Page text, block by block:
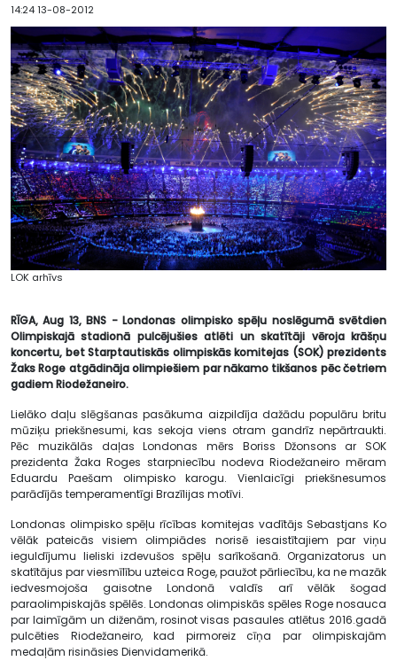
14:24 13-08-2012
LOK arhīvs
RĪGA, Aug 13, BNS - Londonas olimpisko spēļu noslēgumā svētdien
Olimpiskajā stadionā pulcējušies atlēti un skatītāji vēroja krāšņu
koncertu, bet Starptautiskās olimpiskās komitejas (SOK) prezidents
Žaks Roge atgādināja olimpiešiem par nākamo tikšanos pēc četriem
gadiem Riodežaneiro.
Lielāko daļu slēgšanas pasākuma aizpildīja dažādu populāru britu
mūziķu priekšnesumi, kas sekoja viens otram gandrīz nepārtraukti.
Pēc muzikālās daļas Londonas mērs Boriss Džonsons ar SOK
prezidenta Žaka Roges starpniecību nodeva Riodežaneiro mēram
Eduardu Paešam olimpisko karogu. Vienlaicīgi priekšnesumos
parādījās temperamentīgi Brazīlijas motīvi.
Londonas olimpisko spēļu rīcības komitejas vadītājs Sebastjans Ko
vēlāk pateicās visiem olimpiādes norisē iesaistītajiem par viņu
ieguldījumu lieliski izdevušos spēļu sarīkošanā. Organizatorus un
skatītājus par viesmīlību uzteica Roge, paužot pārliecību, ka ne mazāk
iedvesmojoša gaisotne Londonā valdīs arī vēlāk šogad
paraolimpiskajās spēlēs. Londonas olimpiskās spēles Roge nosauca
par laimīgām un diženām, rosinot visas pasaules atlētus 2016.gadā
pulcēties Riodežaneiro, kad pirmoreiz cīņa par olimpiskajām
medaļām risināsies Dienvidamerikā.